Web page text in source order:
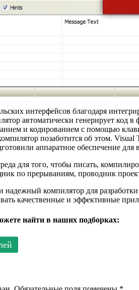
интерфейсов благодаря
автоматически генерирует
и кодированием с помощью
позаботится об этом.
аппаратное обеспечение для
для того, чтобы писать,
по прерываниям, проводник
компилятор для
качественные и эффективные
найти в наших подборках: